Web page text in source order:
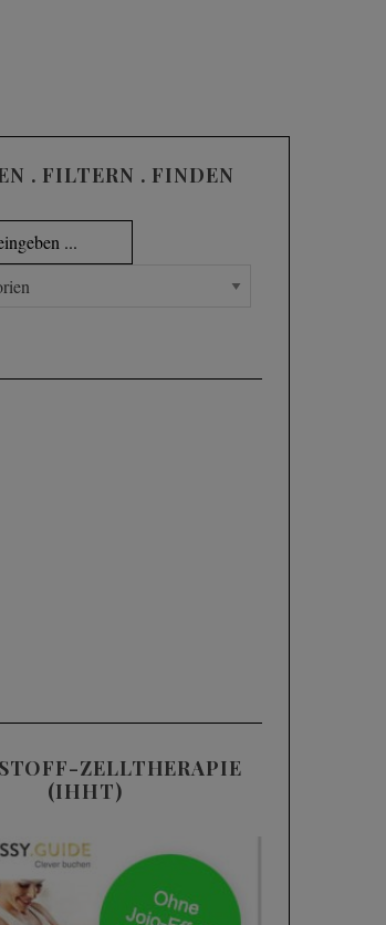
. FILTERN . FINDEN
ZELLTHERAPIE
(IHHT)